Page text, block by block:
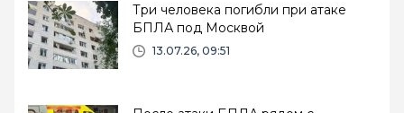
Три человека погибли при атаке
БПЛА под Москвой
13.07.26, 09:51